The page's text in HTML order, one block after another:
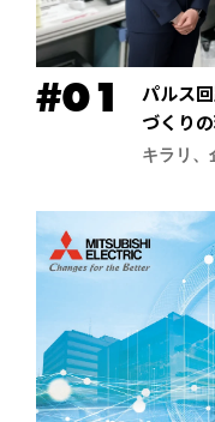
パルス
づくり
式会社】
キラリ、